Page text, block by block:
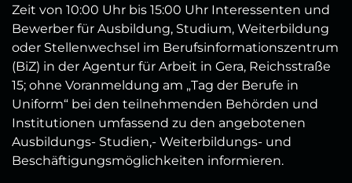
Zeit von 10:00 Uhr bis 15:00 Uhr Interessenten und
Bewerber für Ausbildung, Studium, Weiterbildung
oder Stellenwechsel im Berufsinformationszentrum
(BiZ) in der Agentur für Arbeit in Gera, Reichsstraße
15; ohne Voranmeldung am „Tag der Berufe in
Uniform“ bei den teilnehmenden Behörden und
Institutionen umfassend zu den angebotenen
Ausbildungs- Studien,- Weiterbildungs- und
Beschäftigungsmöglichkeiten informieren.